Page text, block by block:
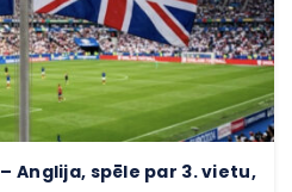
Anglija, spēle par 3. vietu,